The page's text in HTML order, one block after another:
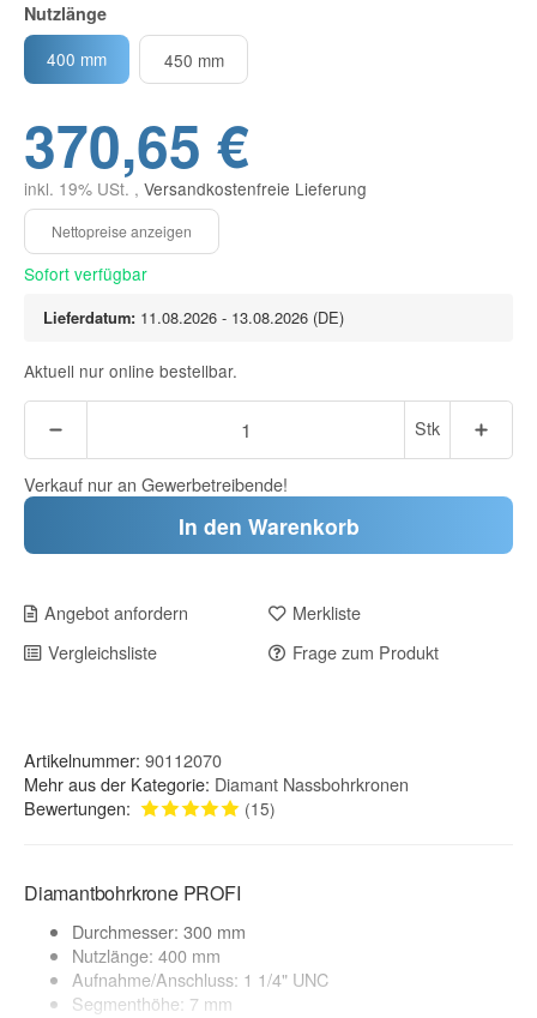
Nutzlänge
400 mm
450 mm
370,65 €
inkl. 19% USt. , Versandkostenfreie Lieferung
Sofort verfügbar
Lieferdatum: 11.08.2026 - 13.08.2026 (DE)
Aktuell nur online bestellbar.
Stk
Verkauf nur an Gewerbetreibende!
In den Warenkorb
Angebot anfordern
Merkliste
Vergleichsliste
Frage zum Produkt
Artikelnummer: 90112070
Mehr aus der Kategorie: Diamant Nassbohrkronen
Bewertungen:
(15)
Diamantbohrkrone PROFI
Durchmesser: 300 mm
Nutzlänge: 400 mm
Aufnahme/Anschluss: 1 1/4" UNC
Segmenthöhe: 7 mm